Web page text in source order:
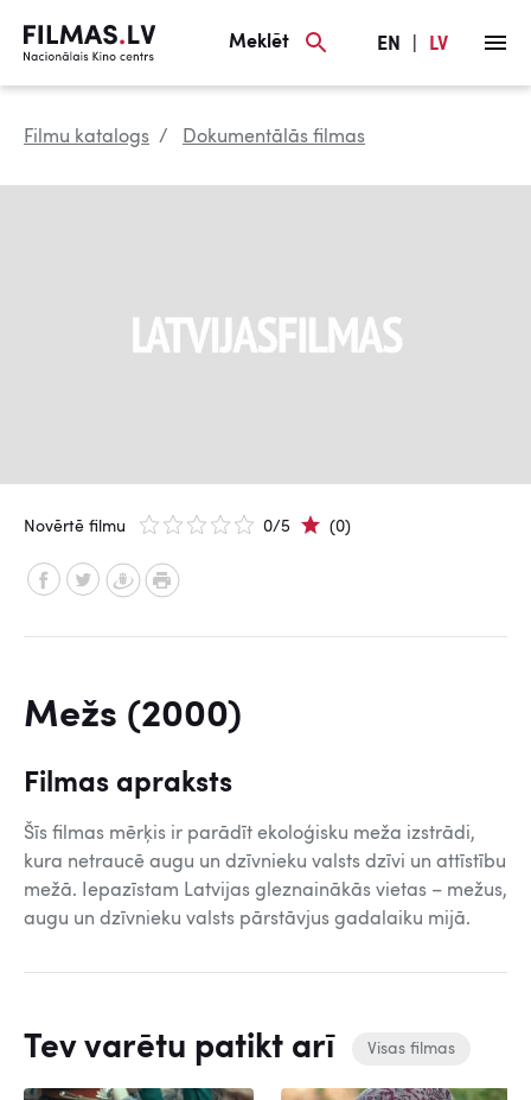
Meklēt EN LV
Filmu katalogs Dokumentālās filmas
Novērtē filmu 0/5 (0)
Mežs (2000)
Filmas apraksts
Šīs filmas mērķis ir parādīt ekoloģisku meža izstrādi,
kura netraucē augu un dzīvnieku valsts dzīvi un attīstību
mežā. Iepazīstam Latvijas gleznainākās vietas – mežus,
augu un dzīvnieku valsts pārstāvjus gadalaiku mijā.
Tev varētu patikt arī Visas filmas